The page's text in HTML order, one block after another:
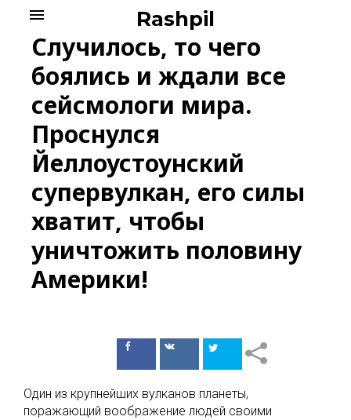
content
Rashpil
menu
Случилось, то чего
боялись и ждали все
сейсмологи мира.
Проснулся
Йеллоустоунский
супервулкан, его силы
хватит, чтобы
уничтожить половину
Америки!
ПоделитьсяПоделиться
Один из крупнейших вулканов планеты,
поражающий воображение людей своими